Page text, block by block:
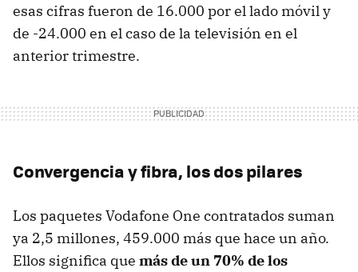
esas cifras fueron de 16.000 por el lado móvil y
de -24.000 en el caso de la televisión en el
anterior trimestre.
Convergencia y fibra, los dos pilares
Los paquetes Vodafone One contratados suman
ya 2,5 millones, 459.000 más que hace un año.
Ellos significa que más de un 70% de los